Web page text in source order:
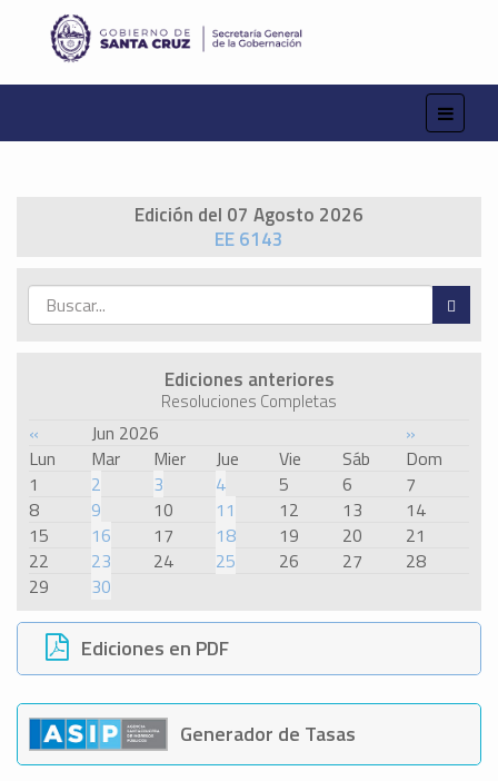
Edición del 07 Agosto 2026
EE 6143
Ediciones anteriores
Resoluciones Completas
« Jun 2026
»
Lun
Mar Mier Jue Vie Sáb
Dom
1
2 3 4 5 6
7
8
9 10 11 12 13
14
15
16 17 18 19 20
21
22
23 24 25 26 27
28
29
30
Ediciones en PDF
Generador de Tasas